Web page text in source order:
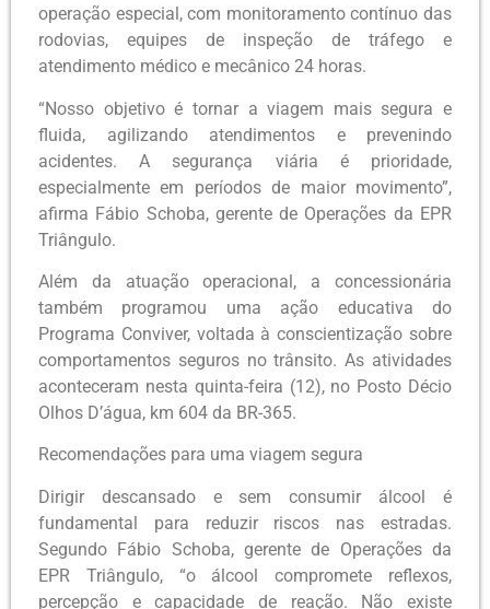
operação especial, com monitoramento contínuo das
rodovias, equipes de inspeção de tráfego e
atendimento médico e mecânico 24 horas.
“Nosso objetivo é tornar a viagem mais segura e
fluida, agilizando atendimentos e prevenindo
acidentes. A segurança viária é prioridade,
especialmente em períodos de maior movimento”,
afirma Fábio Schoba, gerente de Operações da EPR
Triângulo.
Além da atuação operacional, a concessionária
também programou uma ação educativa do
Programa Conviver, voltada à conscientização sobre
comportamentos seguros no trânsito. As atividades
aconteceram nesta quinta-feira (12), no Posto Décio
Olhos D’água, km 604 da BR-365.
Recomendações para uma viagem segura
Dirigir descansado e sem consumir álcool é
fundamental para reduzir riscos nas estradas.
Segundo Fábio Schoba, gerente de Operações da
EPR Triângulo, “o álcool compromete reflexos,
percepção e capacidade de reação. Não existe